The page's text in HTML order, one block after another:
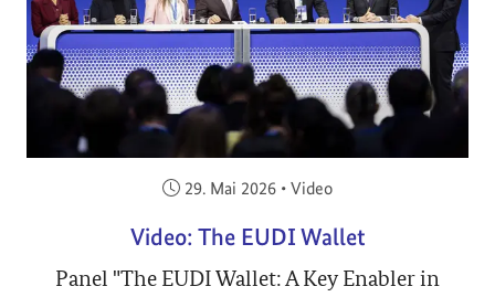
Veröffentlicht am:
29. Mai 2026 • Video
Video: The EUDI Wallet
Panel "The EUDI Wallet: A Key Enabler in